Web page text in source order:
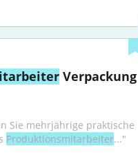
Verpackung
Sie mehrjährige praktische
Produktionsmitarbeiter..."